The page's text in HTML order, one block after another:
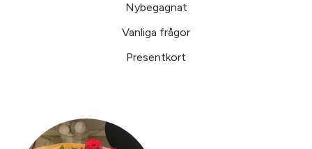
Nybegagnat
Vanliga frågor
Presentkort